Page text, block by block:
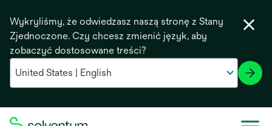
Wykryliśmy, że odwiedzasz naszą stronę z Stany
Zjednoczone. Czy chcesz zmienić język, aby
zobaczyć dostosowane treści?